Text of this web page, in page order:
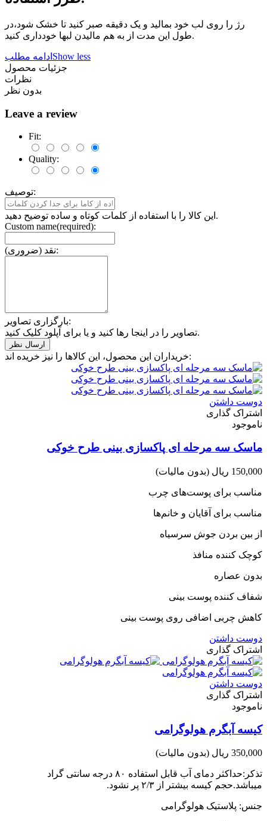
رژ را روی لب خود بمالید و یک دقیقه صبر کنید تا خشک شود،در
طول این مدت از به هم مالیدن لبها خودداری کنید.
ادامه مطلب Show less
جزئیات محصول
نظرات
بدون نظر
Leave a review
Fit:
Quality:
توصیف:
این کالا را با استفاده از کلمات کوتاه و ساده توضیح دهید.
Custom name(required):
نقد (ضروری):
بارگزاری تصاویر:
تصاویر را در اینجا رها کنید و یا برای آپلود کلیک کنید.
خریداران این محصول، این کالاها را نیز خریده اند:
دوست داشتن
اشتراک گذاری
ناموجود
ماسک سه مرحله ای پاکسازی بینی طرح خوکی
150,000 ریال (بدون مالیات)
مناسب برای پوست‌های چرب
مناسب برای آقایان و خانم‌ها
از بین بردن جوش سرسیاه
کوچک کننده منافذ
بدون عصاره
شفاف کننده پوست بینی
کاهش چربی اضافی روی پوست بینی
دوست داشتن
اشتراک گذاری
دوست داشتن
اشتراک گذاری
ناموجود
کیسه آبگرم هولوگرامی
350,000 ریال (بدون مالیات)
تذکر:حداکثر دمای آب قابل استفاده ۸۰ درجه سانتی گراد
میباشد.حجم کیسه بیشتر از ۲/۳ پر نشود.
جنس: پلاستیک هولوگرامی